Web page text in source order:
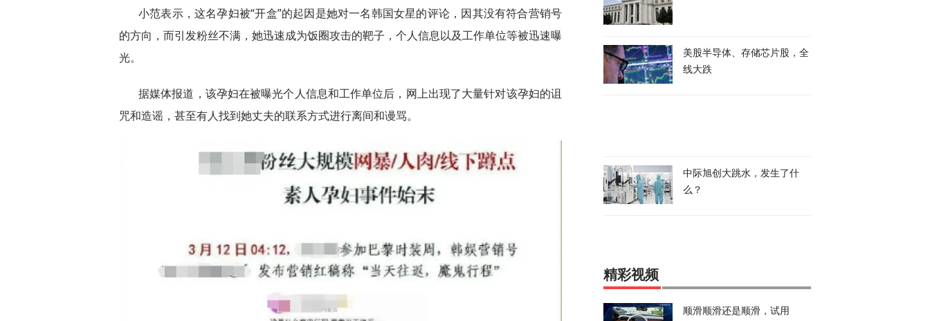
小范表示，这名孕妇被“开盒”的起因是她对一名韩国女星的评论，因其没有符合营销号
的方向，而引发粉丝不满，她迅速成为饭圈攻击的靶子，个人信息以及工作单位等被迅速曝
光。
据媒体报道，该孕妇在被曝光个人信息和工作单位后，网上出现了大量针对该孕妇的诅
咒和造谣，甚至有人找到她丈夫的联系方式进行离间和谩骂。
美股半导体、存储芯片股，全
线大跌
中际旭创大跳水，发生了什
么？
精彩视频
顺滑顺滑还是顺滑，试用